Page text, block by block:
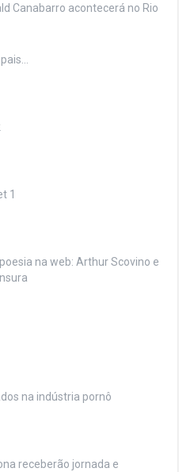
Canabarro acontecerá no Rio
1
na web: Arthur Scovino e
na indústria pornô
receberão jornada e